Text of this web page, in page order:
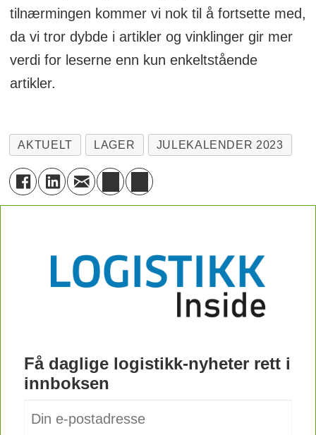
tilnærmingen kommer vi nok til å fortsette med,
da vi tror dybde i artikler og vinklinger gir mer
verdi for leserne enn kun enkeltstående
artikler.
AKTUELT LAGER JULEKALENDER 2023
Få daglige logistikk-nyheter rett i
innboksen